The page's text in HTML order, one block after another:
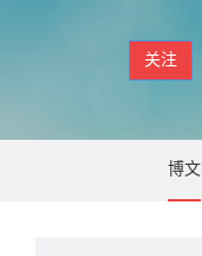
关注
博文